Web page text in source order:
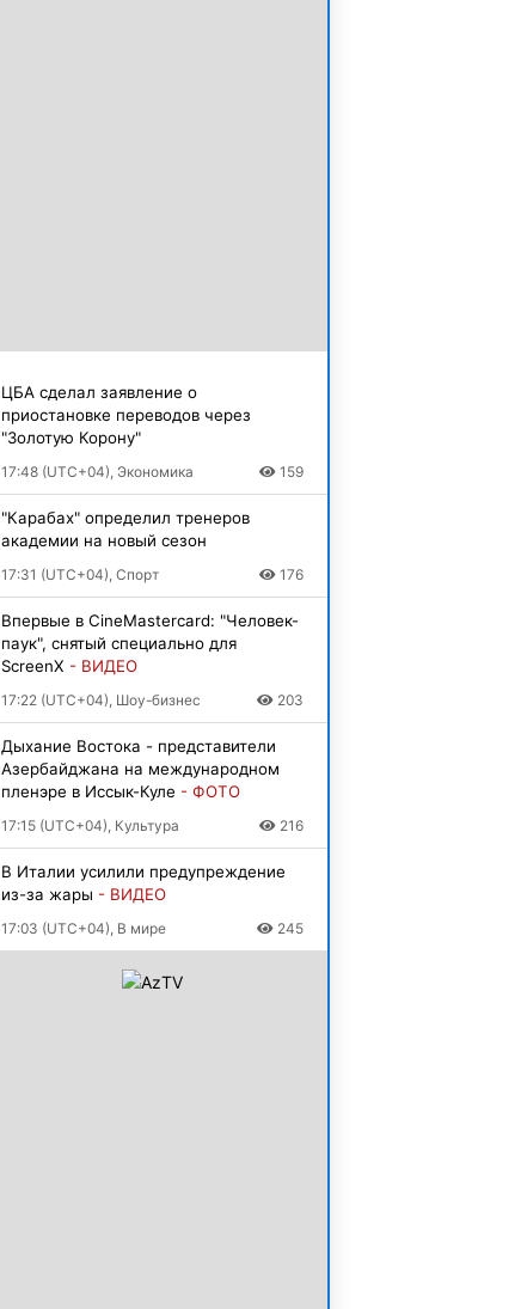
ЦБА сделал заявление о
приостановке переводов через
"Золотую Корону"
17:48 (UTC+04), Экономика 159
"Карабах" определил тренеров
академии на новый сезон
17:31 (UTC+04), Спорт 176
Впервые в CineMastercard: "Человек-
паук", снятый специально для
ScreenX - ВИДЕО
17:22 (UTC+04), Шоу-бизнес 203
Дыхание Востока - представители
Азербайджана на международном
пленэре в Иссык-Куле - ФОТО
17:15 (UTC+04), Культура 216
В Италии усилили предупреждение
из-за жары - ВИДЕО
17:03 (UTC+04), В мире 245